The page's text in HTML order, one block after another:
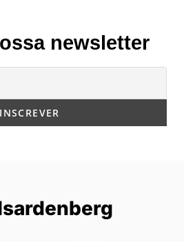
newsletter